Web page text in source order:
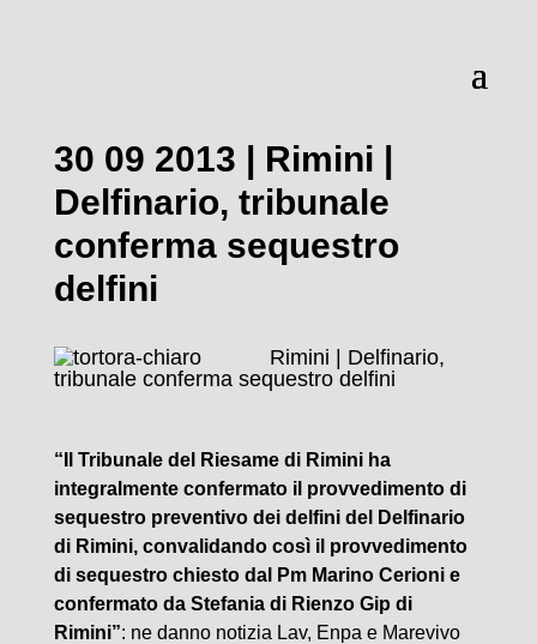
30 09 2013 | Rimini |
Delfinario, tribunale
conferma sequestro
delfini
Rimini | Delfinario,
tribunale conferma sequestro delfini
“Il Tribunale del Riesame di Rimini ha
integralmente confermato il provvedimento di
sequestro preventivo dei delfini del Delfinario
di Rimini, convalidando così il provvedimento
di sequestro chiesto dal Pm Marino Cerioni e
confermato da Stefania di Rienzo Gip di
Rimini”: ne danno notizia Lav, Enpa e Marevivo